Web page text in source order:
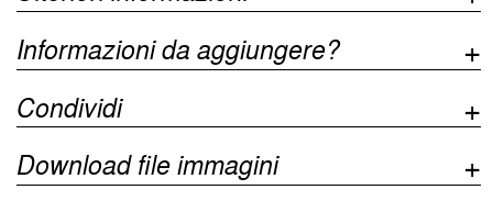
Informazioni da aggiungere?
Condividi
Download file immagini